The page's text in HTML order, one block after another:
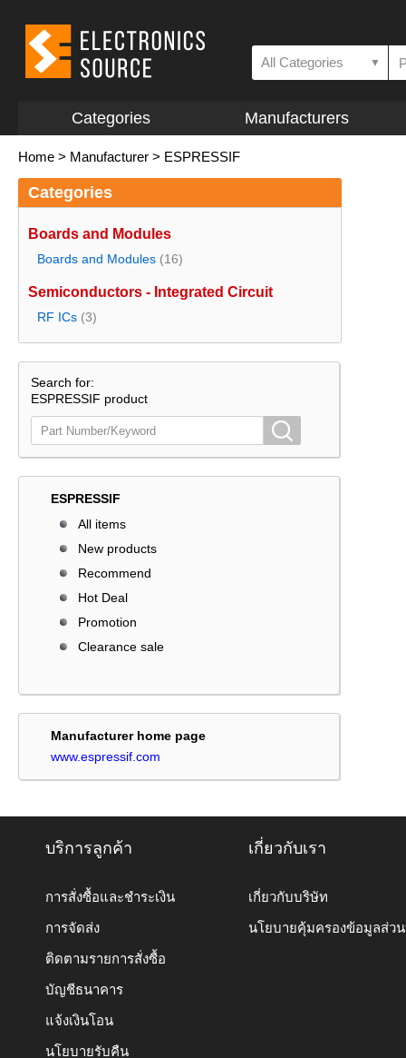
All Categories ▼
Categories Manufacturers
Home > Manufacturer > ESPRESSIF
Categories
Boards and Modules
Boards and Modules (16)
Semiconductors - Integrated Circuit
RF ICs (3)
Search for:
ESPRESSIF product
ESPRESSIF
All items
New products
Recommend
Hot Deal
Promotion
Clearance sale
Manufacturer home page
www.espressif.com
บริการลูกค้า
การสั่งซื้อและชำระเงิน
การจัดส่ง
ติดตามรายการสั่งซื้อ
บัญชีธนาคาร
แจ้งเงินโอน
นโยบายรับคืน
เกี่ยวกับเรา
เกี่ยวกับบริษัท
นโยบายคุ้มครองข้อมูลส่ว